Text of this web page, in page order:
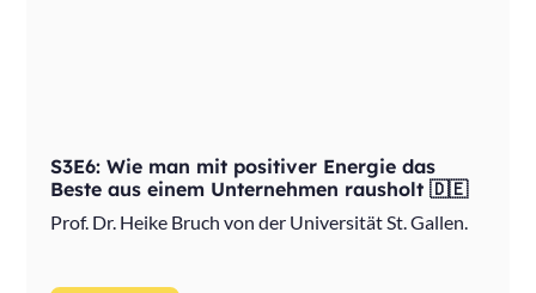
S3E6: Wie man mit positiver Energie das
Beste aus einem Unternehmen rausholt 🇩🇪
Prof. Dr. Heike Bruch von der Universität St. Gallen.